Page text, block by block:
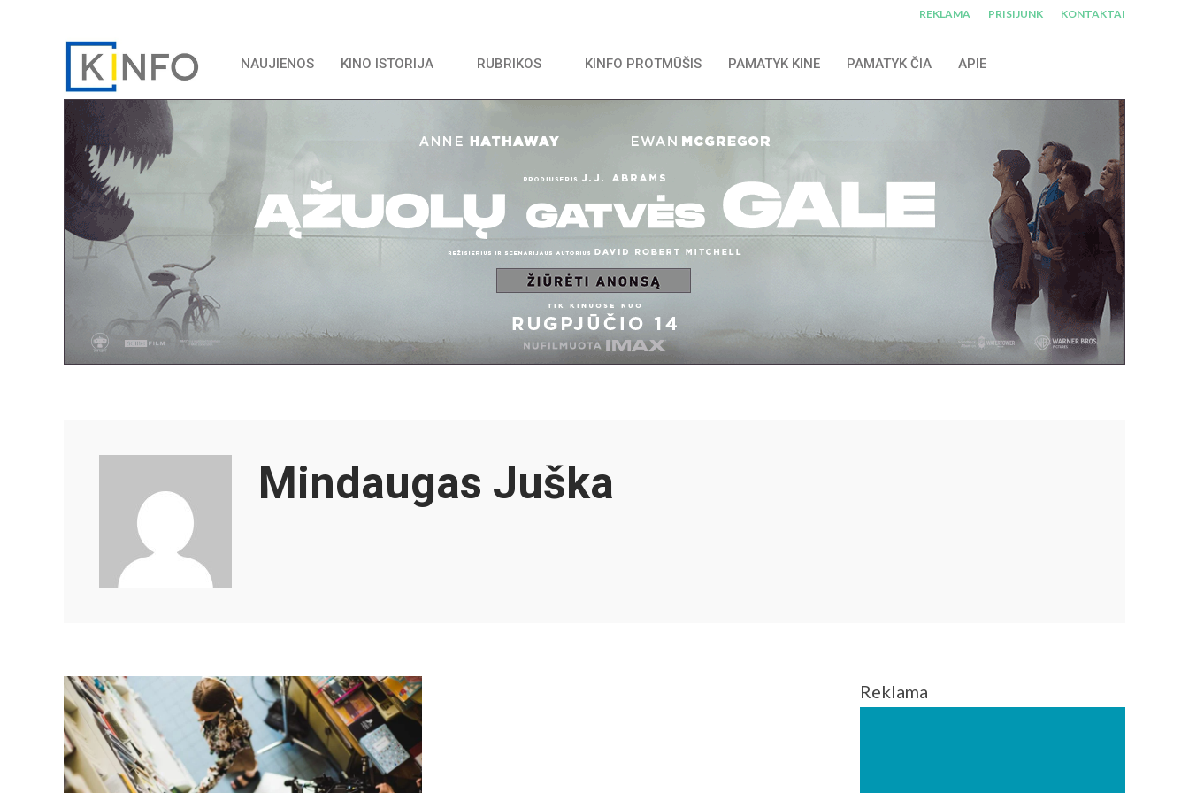
REKLAMA PRISIJUNK KONTAKTAI
NAUJIENOS KINO ISTORIJA RUBRIKOS KINFO PROTMŪŠIS PAMATYK KINE PAMATYK ČIA APIE
Mindaugas Juška
Reklama